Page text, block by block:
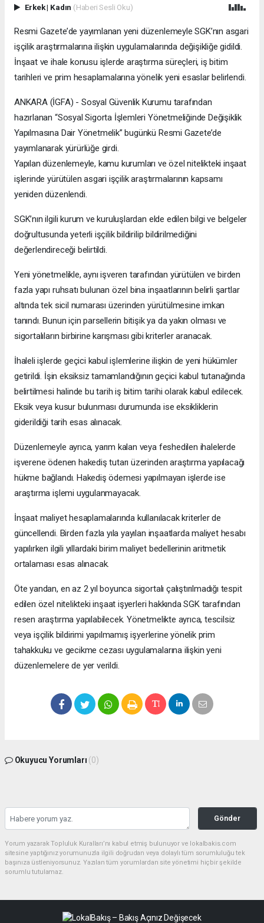
Erkek| Kadın (Haberi Sesli Oku)
Resmi Gazete’de yayımlanan yeni düzenlemeyle SGK’nın asgari
işçilik araştırmalarına ilişkin uygulamalarında değişikliğe gidildi.
İnşaat ve ihale konusu işlerde araştırma süreçleri, iş bitim
tarihleri ve prim hesaplamalarına yönelik yeni esaslar belirlendi.
ANKARA (İGFA) - Sosyal Güvenlik Kurumu tarafından
hazırlanan “Sosyal Sigorta İşlemleri Yönetmeliğinde Değişiklik
Yapılmasına Dair Yönetmelik” bugünkü Resmi Gazete’de
yayımlanarak yürürlüğe girdi.
Yapılan düzenlemeyle, kamu kurumları ve özel nitelikteki inşaat
işlerinde yürütülen asgari işçilik araştırmalarının kapsamı
yeniden düzenlendi.
SGK’nın ilgili kurum ve kuruluşlardan elde edilen bilgi ve belgeler
doğrultusunda yeterli işçilik bildirilip bildirilmediğini
değerlendireceği belirtildi.
Yeni yönetmelikle, aynı işveren tarafından yürütülen ve birden
fazla yapı ruhsatı bulunan özel bina inşaatlarının belirli şartlar
altında tek sicil numarası üzerinden yürütülmesine imkan
tanındı. Bunun için parsellerin bitişik ya da yakın olması ve
sigortalıların birbirine karışması gibi kriterler aranacak.
İhaleli işlerde geçici kabul işlemlerine ilişkin de yeni hükümler
getirildi. İşin eksiksiz tamamlandığının geçici kabul tutanağında
belirtilmesi halinde bu tarih iş bitim tarihi olarak kabul edilecek.
Eksik veya kusur bulunması durumunda ise eksikliklerin
giderildiği tarih esas alınacak.
Düzenlemeyle ayrıca, yarım kalan veya feshedilen ihalelerde
işverene ödenen hakediş tutarı üzerinden araştırma yapılacağı
hükme bağlandı. Hakediş ödemesi yapılmayan işlerde ise
araştırma işlemi uygulanmayacak.
İnşaat maliyet hesaplamalarında kullanılacak kriterler de
güncellendi. Birden fazla yıla yayılan inşaatlarda maliyet hesabı
yapılırken ilgili yıllardaki birim maliyet bedellerinin aritmetik
ortalaması esas alınacak.
Öte yandan, en az 2 yıl boyunca sigortalı çalıştırılmadığı tespit
edilen özel nitelikteki inşaat işyerleri hakkında SGK tarafından
resen araştırma yapılabilecek. Yönetmelikte ayrıca, tescilsiz
veya işçilik bildirimi yapılmamış işyerlerine yönelik prim
tahakkuku ve gecikme cezası uygulamalarına ilişkin yeni
düzenlemelere de yer verildi.
Okuyucu Yorumları (0)
Gönder
Yorum yazarak Topluluk Kuralları’nı kabul etmiş bulunuyor ve lokalbakis.com
sitesine yaptığınız yorumunuzla ilgili doğrudan veya dolaylı tüm sorumluluğu tek
başınıza üstleniyorsunuz. Yazılan tüm yorumlardan site yönetimi hiçbir şekilde
sorumlu tutulamaz.